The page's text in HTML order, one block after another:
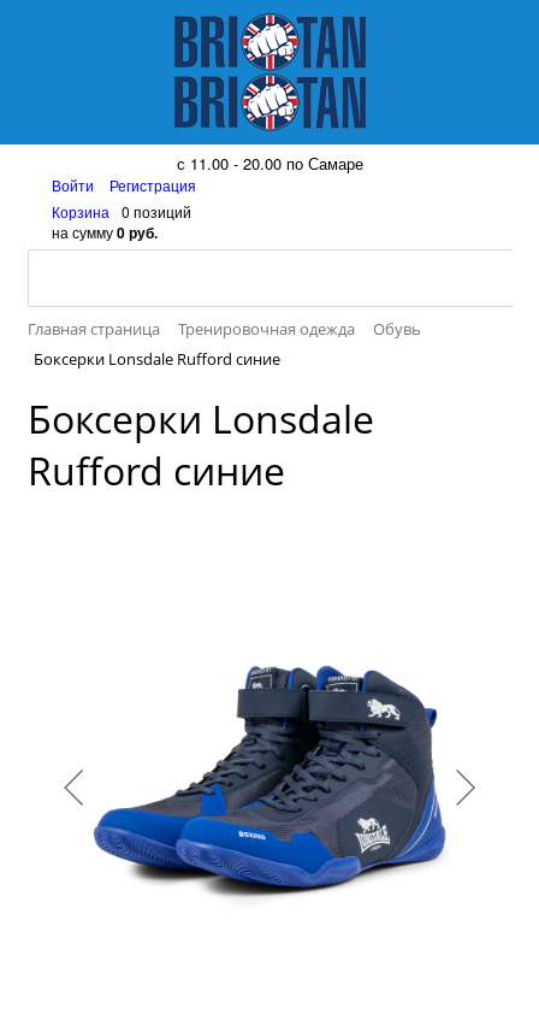
8 (917) 161 08 99
с 11.00 - 20.00 по Самаре
Войти
Регистрация
Корзина
0 позиций
на сумму0 руб.
Главная страница Тренировочная одежда
Обувь
Боксерки Lonsdale Rufford синие
Боксерки Lonsdale
Rufford синие